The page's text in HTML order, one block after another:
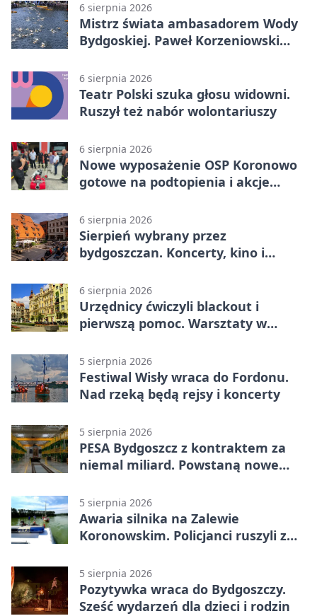
6 sierpnia 2026
Mistrz świata ambasadorem Wody
Bydgoskiej. Paweł Korzeniowski
6 sierpnia 2026
Teatr Polski szuka głosu widowni.
Ruszył też nabór wolontariuszy
6 sierpnia 2026
Nowe wyposażenie OSP Koronowo
gotowe na podtopienia i akcje
6 sierpnia 2026
Sierpień wybrany przez
bydgoszczan. Koncerty, kino i
6 sierpnia 2026
Urzędnicy ćwiczyli blackout i
pierwszą pomoc. Warsztaty w
5 sierpnia 2026
Festiwal Wisły wraca do Fordonu.
Nad rzeką będą rejsy i koncerty
5 sierpnia 2026
PESA Bydgoszcz z kontraktem za
niemal miliard. Powstaną nowe
5 sierpnia 2026
Awaria silnika na Zalewie
Koronowskim. Policjanci ruszyli z
5 sierpnia 2026
Pozytywka wraca do Bydgoszczy.
Sześć wydarzeń dla dzieci i rodzin